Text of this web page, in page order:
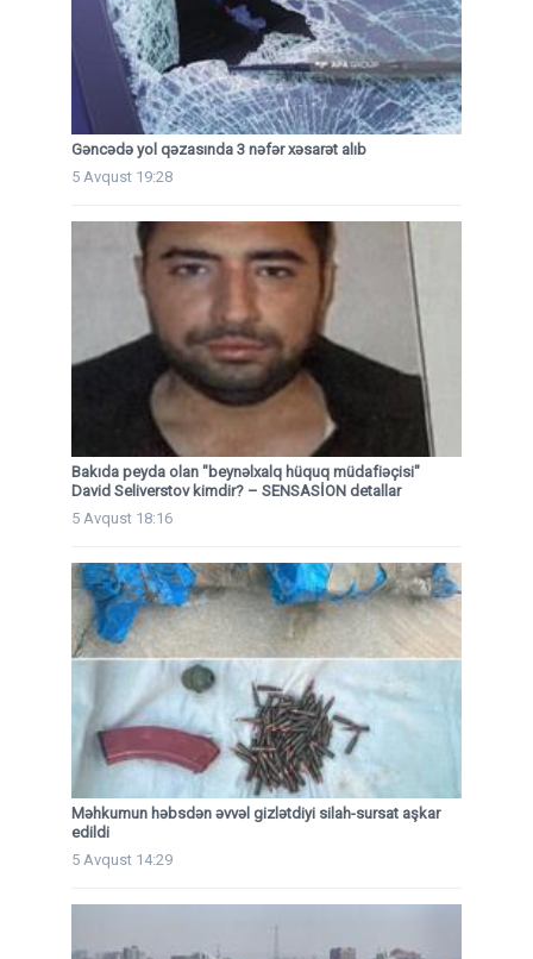
Gəncədə yol qəzasında 3 nəfər xəsarət alıb
5 Avqust 19:28
Bakıda peyda olan "beynəlxalq hüquq müdafiəçisi"
David Seliverstov kimdir? – SENSASİON detallar
5 Avqust 18:16
Məhkumun həbsdən əvvəl gizlətdiyi silah-sursat aşkar
edildi
5 Avqust 14:29